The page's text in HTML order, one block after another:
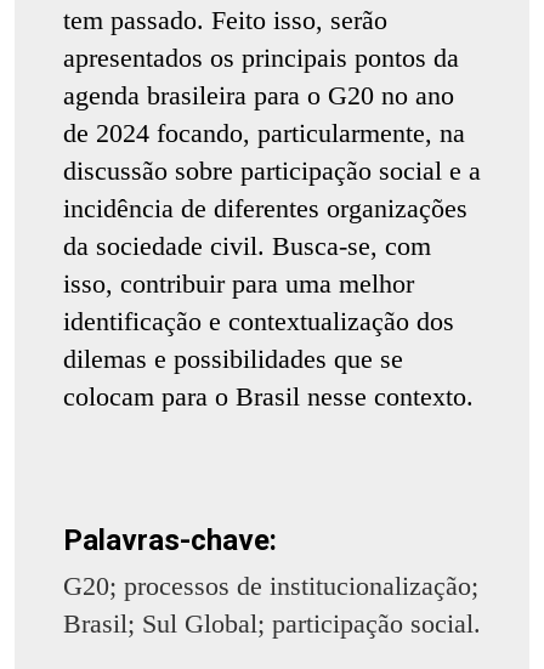
tem passado. Feito isso, serão
apresentados os principais pontos da
agenda brasileira para o G20 no ano
de 2024 focando, particularmente, na
discussão sobre participação social e a
incidência de diferentes organizações
da sociedade civil. Busca-se, com
isso, contribuir para uma melhor
identificação e contextualização dos
dilemas e possibilidades que se
colocam para o Brasil nesse contexto.
Palavras-chave:
G20; processos de institucionalização;
Brasil; Sul Global; participação social.